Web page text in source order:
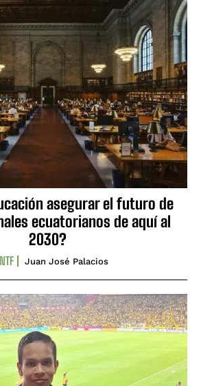
asegurar el futuro de
ecuatorianos de aquí al
2030?
Juan José Palacios